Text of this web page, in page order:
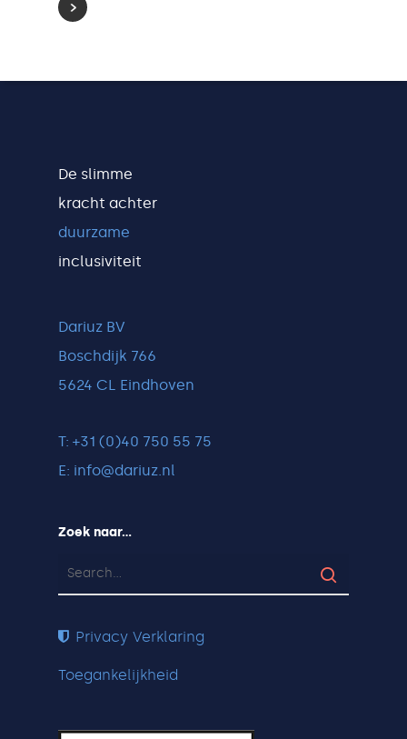
De slimme
kracht achter
duurzame
inclusiviteit
Dariuz BV
Boschdijk 766
5624 CL Eindhoven
T: +31 (0)40 750 55 75
E: info@dariuz.nl
Zoek naar…
Privacy Verklaring
Toegankelijkheid